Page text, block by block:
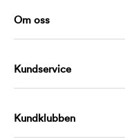
Om oss
Kundservice
Kundklubben